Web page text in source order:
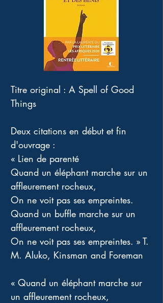
Titre original : A Spell of Good
Things
Deux citations en début et fin
d'ouvrage :
« Lien de parenté
Quand un éléphant marche sur un
affleurement rocheux,
On ne voit pas ses empreintes.
Quand un buffle marche sur un
affleurement rocheux,
On ne voit pas ses empreintes. » T.
M. Aluko, Kinsman and Foreman
« Quand un éléphant marche sur
un affleurement rocheux,